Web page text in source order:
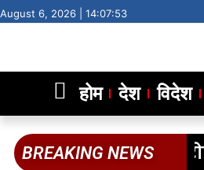
August 6, 2026 | 14:07:54
होम देश विदेश
BREAKING NEWS
मानव वध के आरोपी